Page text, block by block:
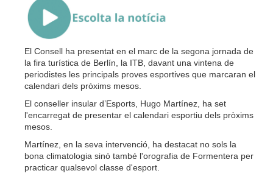
El Consell ha presentat en el marc de la segona jornada de
la fira turística de Berlín, la ITB, davant una vintena de
periodistes les principals proves esportives que marcaran el
calendari dels pròxims mesos.
El conseller insular d’Esports, Hugo Martínez, ha set
l'encarregat de presentar el calendari esportiu dels pròxims
mesos.
Martínez, en la seva intervenció, ha destacat no sols la
bona climatologia sinó també l'orografia de Formentera per
practicar qualsevol classe d'esport.